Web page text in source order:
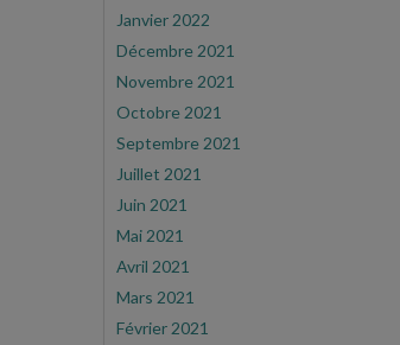
Janvier 2022
Décembre 2021
Novembre 2021
Octobre 2021
Septembre 2021
Juillet 2021
Juin 2021
Mai 2021
Avril 2021
Mars 2021
Février 2021